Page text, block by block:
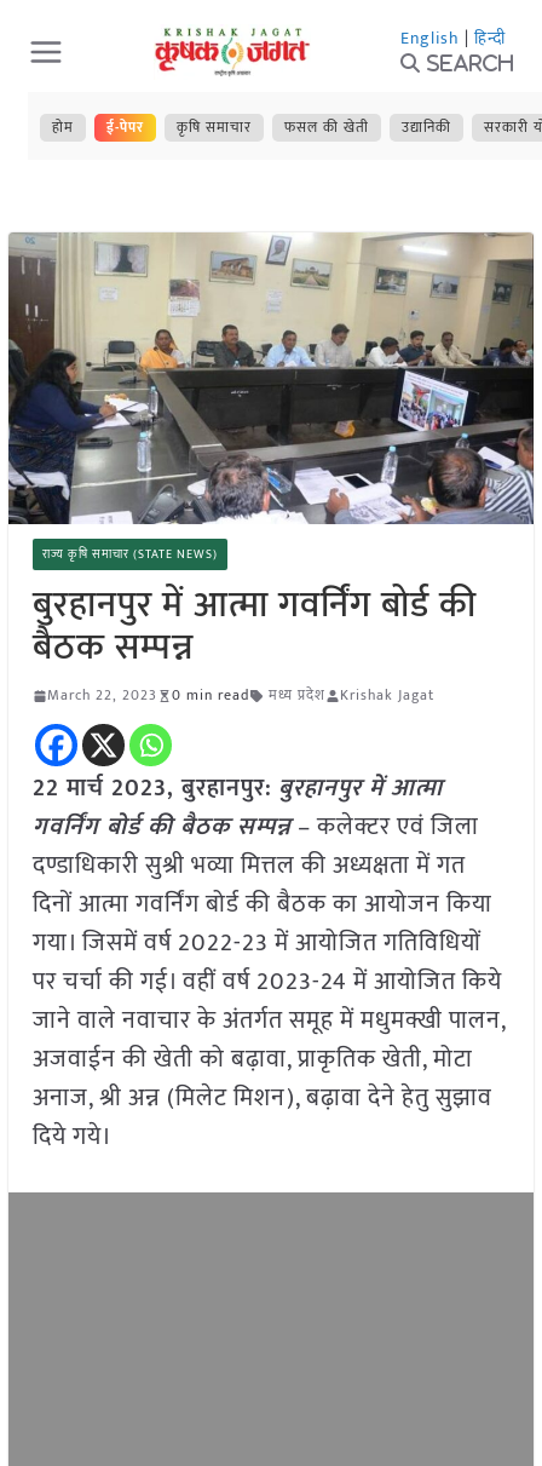
Skip
to
content
English | हिन्दी
Search
होम ई-पेपर कृषि समाचार फसल की खेती उद्यानिकी सरकारी
राज्य कृषि समाचार (STATE NEWS)
बुरहानपुर में आत्मा गवर्निंग बोर्ड की
बैठक सम्पन्न
March 22, 2023 0 min read मध्य प्रदेश Krishak Jagat
22 मार्च 2023,बुरहानपुर: बुरहानपुर में आत्मा
गवर्निंग बोर्ड की बैठक सम्पन्न– कलेक्टर एवं जिला
दण्डाधिकारी सुश्री भव्या मित्तल की अध्यक्षता में गत
दिनों आत्मा गवर्निंग बोर्ड की बैठक का आयोजन किया
गया। जिसमें वर्ष 2022-23 में आयोजित गतिविधियों
पर चर्चा की गई। वहीं वर्ष 2023-24 में आयोजित किये
जाने वाले नवाचार के अंतर्गत समूह में मधुमक्खी पालन,
अजवाईन की खेती को बढ़ावा, प्राकृतिक खेती, मोटा
अनाज, श्री अन्न (मिलेट मिशन), बढ़ावा देने हेतु सुझाव
दिये गये।